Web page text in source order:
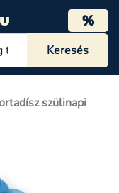
%
szülinapi